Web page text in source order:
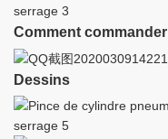
Comment commander
Dessins